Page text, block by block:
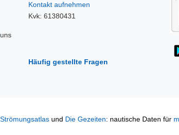
Kontakt aufnehmen
Kvk: 61380431
Häufig gestellte Fragen
Strömungsatlas und Die Gezeiten: nautische Daten für